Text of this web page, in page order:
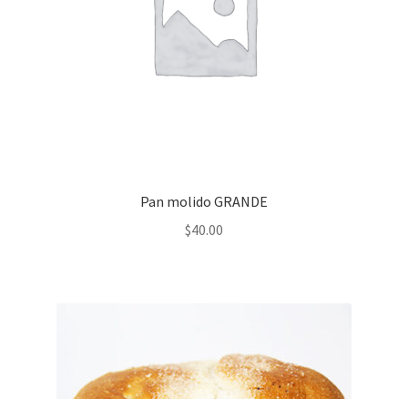
Pan molido GRANDE
$40.00